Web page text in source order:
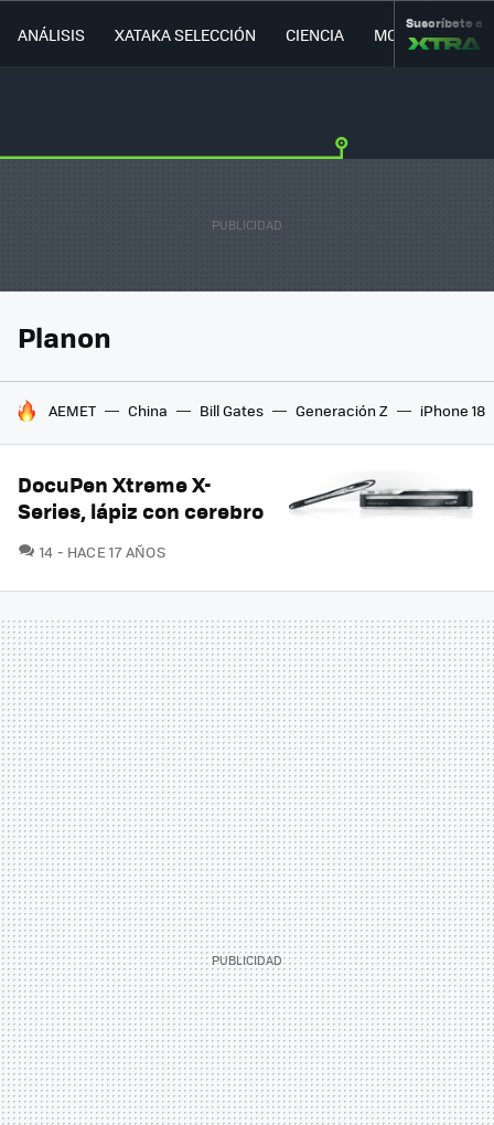
ANÁLISIS XATAKA SELECCIÓN CIENCIA MOVILIDAD
Suscríbete a
Planon
HOY SE HABLA DE
AEMET China Bill Gates Generación Z iPhone 18
DocuPen Xtreme X-
Series, lápiz con cerebro
14 COMENTARIOS
HACE 17 AÑOS